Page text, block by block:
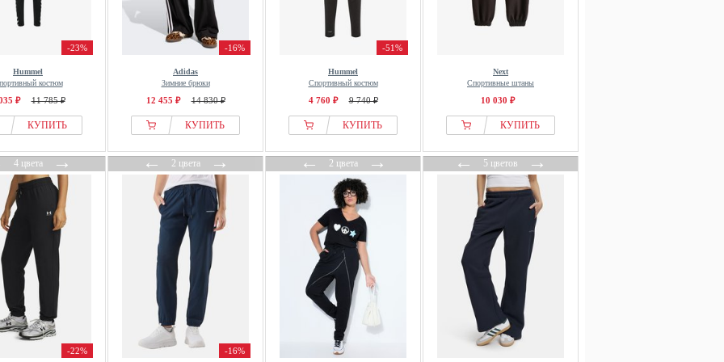
-23%
Hummel
костюм
₽ 11 785 ₽
КУПИТЬ
-16%
Adidas
Зимние брюки
12 455 ₽ 14 830 ₽
КУПИТЬ
-51%
Hummel
Спортивный костюм
4 760 ₽ 9 740 ₽
КУПИТЬ
Next
Спортивные штаны
10 030 ₽
КУПИТЬ
4 цвета→
-22%
←2 цвета→
-16%
←2 цвета→ ←5 цветов→